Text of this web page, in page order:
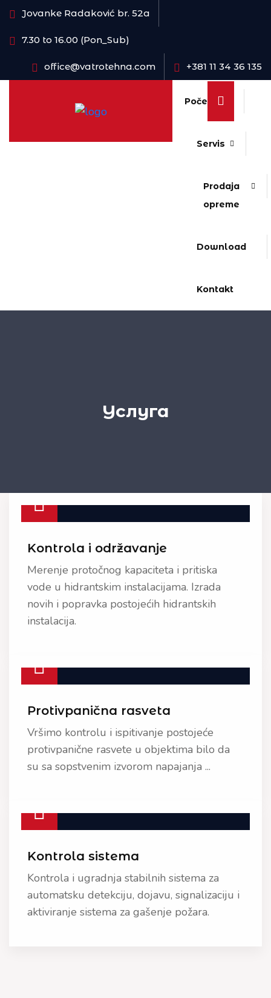
Jovanke Radaković br. 52a
7.30 to 16.00 (Pon_Sub)
office@vatrotehna.com +381 11 34 36 135
Početna
Servis
Prodaja
opreme
Download
Kontakt
Услуга
Kontrola i održavanje
Merenje protočnog kapaciteta i pritiska
vode u hidrantskim instalacijama. Izrada
novih i popravka postojećih hidrantskih
instalacija.
Protivpanična rasveta
Vršimo kontrolu i ispitivanje postojeće
protivpanične rasvete u objektima bilo da
su sa sopstvenim izvorom napajanja ...
Kontrola sistema
Kontrola i ugradnja stabilnih sistema za
automatsku detekciju, dojavu, signalizaciju i
aktiviranje sistema za gašenje požara.